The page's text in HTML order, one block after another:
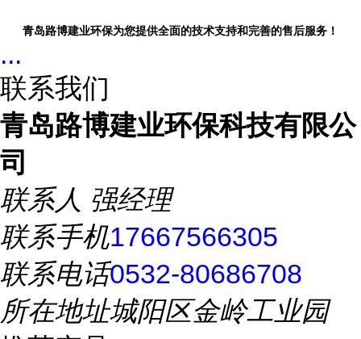
青岛路博建业环保为您提供全面的技术支持和完善的售后服务！
...
联系我们
青岛路博建业环保科技有限公
司
联系人 强经理
联系手机17667566305
联系电话0532-80686708
所在地址城阳区金岭工业园